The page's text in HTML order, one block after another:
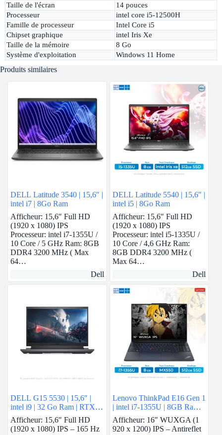
Taille de l'écran
14 pouces
Processeur
intel core i5-12500H
Famille de processeur
Intel Core i5
Chipset graphique
intel Iris Xe
Taille de la mémoire
8 Go
Système d'exploitation
Windows 11 Home
Produits similaires
DELL Latitude 3540 | 15,6″ |
intel i7 | 8Go Ram
Afficheur: 15,6″ Full HD
(1920 x 1080) IPS
Processeur: intel i7-1355U /
10 Core / 5 GHz Ram: 8GB
DDR4 3200 MHz ( Max
64…
Dell
DELL Latitude 5540 | 15,6″ |
intel i5 | 8Go Ram
Afficheur: 15,6″ Full HD
(1920 x 1080) IPS
Processeur: intel i5-1335U /
10 Core / 4,6 GHz Ram:
8GB DDR4 3200 MHz (
Max 64…
Dell
DELL G15 5530 | 15,6″ |
intel i9 | 32 Go Ram | RTX
4060
Afficheur: 15,6″ Full HD
(1920 x 1080) IPS – 165 Hz
Lenovo ThinkPad E16 Gen 1
| intel i7-1355U | 8GB Ram |
Nvidia MX550 | 512GB
SSD
Afficheur: 16″ WUXGA (1
920 x 1200) IPS – Antireflet